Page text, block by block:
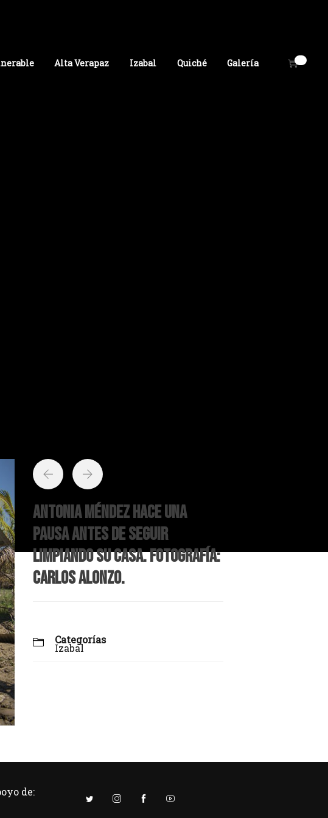
Alta Verapaz Izabal Quiché Galería
Antonia Méndez hace una
pausa antes de seguir
limpiando su casa. Fotografía:
Carlos Alonzo.
Categorías
Izabal
de: